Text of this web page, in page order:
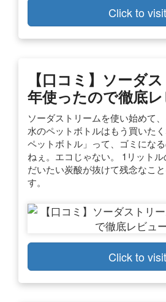
Click to visit
【口コミ】ソーダ
年使ったので徹底
ソーダストリームを使い始めて
水のペットボトルはもう買いた
ペットボトル」って、ゴミにな
ねぇ。エコじゃない。 1リットル
だいたい炭酸が抜けて残念なこ
す。
Click to visit